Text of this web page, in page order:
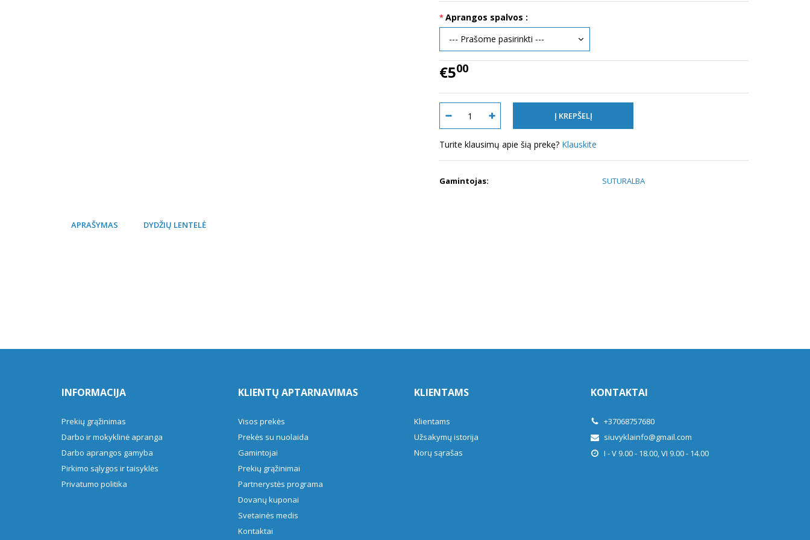
Aprangos spalvos :
€500
Turite klausimų apie šią prekę? Klauskite
Gamintojas: SUTURALBA
APRAŠYMAS DYDŽIŲ LENTELĖ
INFORMACIJA
Prekių grąžinimas
Darbo ir mokyklinė apranga
Darbo aprangos gamyba
Pirkimo sąlygos ir taisyklės
Privatumo politika
KLIENTŲ APTARNAVIMAS
Visos prekės
Prekės su nuolaida
Gamintojai
Prekių grąžinimai
Partnerystės programa
Dovanų kuponai
Svetainės medis
Kontaktai
KLIENTAMS
Klientams
Užsakymų istorija
Norų sąrašas
KONTAKTAI
+37068757680
siuvyklainfo@gmail.com
I - V 9.00 - 18.00, VI 9.00 - 14.00